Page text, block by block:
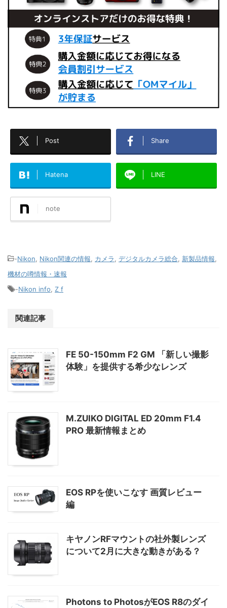
Post Share
Hatena LINE
note
-Nikon Nikon関連の情報 カメラ デジタルカメラ総合 新製品情報
機材の噂情報・速報
-Nikon info Z f
関連記事
FE 50-150mm F2 GM 「新しい撮影
体験」を提供する希少なレンズ
M.ZUIKO DIGITAL ED 20mm F1.4
PRO 最新情報まとめ
EOS RPを使いこなす 画質レビュー
編
キヤノンRFマウントの社外製レンズ
について2月に大きな動きがある？
Photons to PhotosがEOS R8のダイ